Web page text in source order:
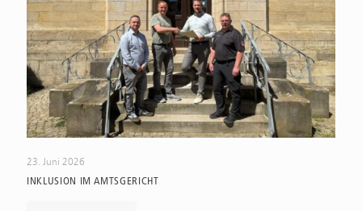
23. Juni 2026
INKLUSION IM AMTSGERICHT